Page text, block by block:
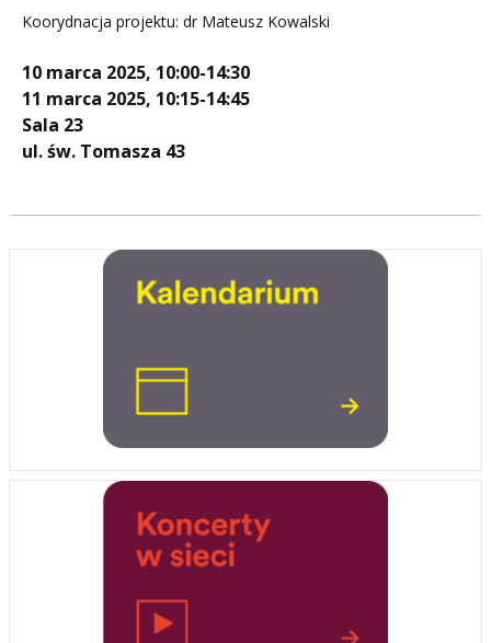
Koorydnacja projektu: dr Mateusz Kowalski
10 marca 2025, 10:00-14:30
11 marca 2025, 10:15-14:45
Sala 23
ul. św. Tomasza 43